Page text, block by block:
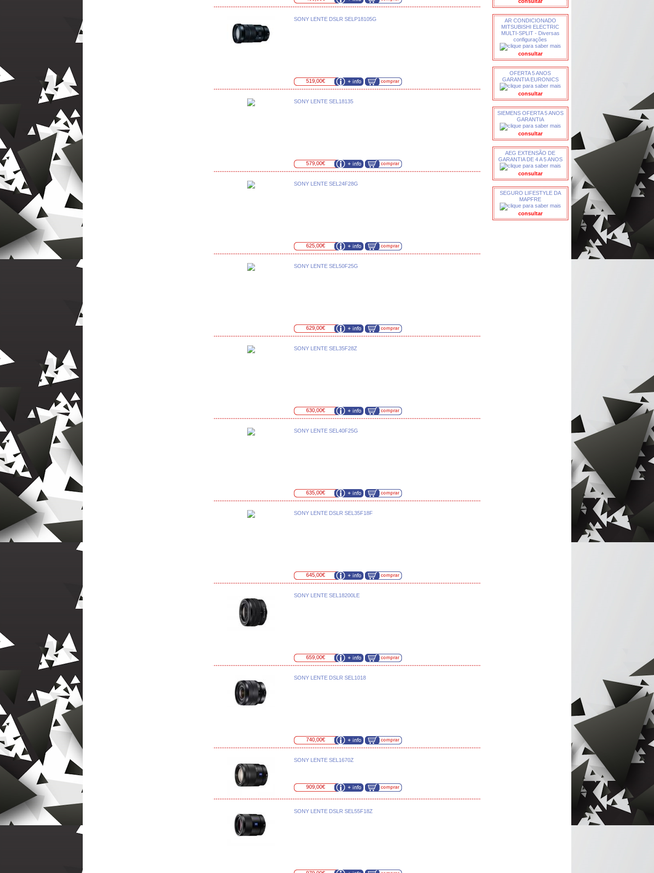
SONY LENTE DSLR SELP18105G
519,00€
SONY LENTE SEL18135
579,00€
SONY LENTE SEL24F28G
625,00€
SONY LENTE SEL50F25G
629,00€
SONY LENTE SEL35F28Z
630,00€
SONY LENTE SEL40F25G
635,00€
SONY LENTE DSLR SEL35F18F
645,00€
SONY LENTE SEL18200LE
659,00€
SONY LENTE DSLR SEL1018
740,00€
SONY LENTE SEL1670Z
909,00€
SONY LENTE DSLR SEL55F18Z
AR CONDICIONADO
MITSUBISHI ELECTRIC
MULTI-SPLIT - Diversas
configurações
consultar
OFERTA 5 ANOS
GARANTIA EURONICS
consultar
SIEMENS OFERTA 5 ANOS
GARANTIA
consultar
AEG EXTENSÃO DE
GARANTIA DE 4 A 5 ANOS
consultar
SEGURO LIFESTYLE DA
MAPFRE
consultar